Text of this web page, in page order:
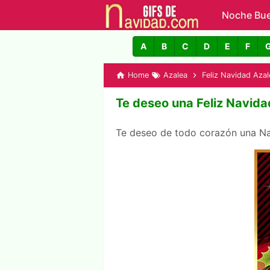
Noche
GIFs de
A B C D E F
Home Azalea Feliz Navidad
Te deseo una Feliz
Te deseo de todo corazón una